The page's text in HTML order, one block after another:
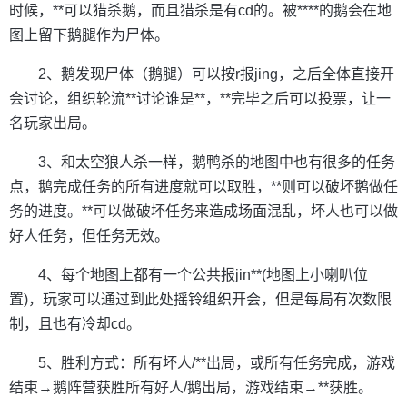
时候，**可以猎杀鹅，而且猎杀是有cd的。被****的鹅会在地
图上留下鹅腿作为尸体。
2、鹅发现尸体（鹅腿）可以按r报jing，之后全体直接开
会讨论，组织轮流**讨论谁是**，**完毕之后可以投票，让一
名玩家出局。
3、和太空狼人杀一样，鹅鸭杀的地图中也有很多的任务
点，鹅完成任务的所有进度就可以取胜，**则可以破坏鹅做任
务的进度。**可以做破坏任务来造成场面混乱，坏人也可以做
好人任务，但任务无效。
4、每个地图上都有一个公共报jin**(地图上小喇叭位
置)，玩家可以通过到此处摇铃组织开会，但是每局有次数限
制，且也有冷却cd。
5、胜利方式：所有坏人/**出局，或所有任务完成，游戏
结束→鹅阵营获胜所有好人/鹅出局，游戏结束→**获胜。